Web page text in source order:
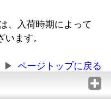
、入荷時期によって
ます。
ページトップに戻る